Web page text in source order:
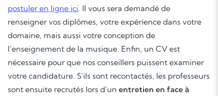
postuler en ligne ici. Il vous sera demandé de
renseigner vos diplômes, votre expérience dans votre
domaine, mais aussi votre conception de
l’enseignement de la musique. Enfin, un CV est
nécessaire pour que nos conseillers puissent examiner
votre candidature. S’ils sont recontactés, les professeurs
sont ensuite recrutés lors d’un entretien en face à